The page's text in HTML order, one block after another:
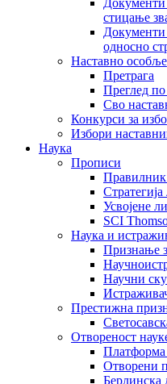
Документи
стицање
Документи
односно
Наставно особље
Претрага
Преглед
Сво
Конкурси за
Избори
Наука
Прописи
Правилник
Усвојене
SCI
Наука и
Признање
Научни
Престижна
Отвореност
Платформа
Отворени
Берлинска